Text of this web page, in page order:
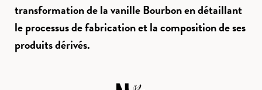
transformation de la vanille Bourbon en détaillant
le processus de fabrication et la composition de ses
produits dérivés.